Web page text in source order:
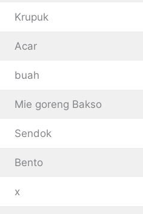
Krupuk
Acar
buah
Mie goreng Bakso
Sendok
Bento
x